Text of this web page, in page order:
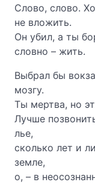
Слово, слово.
не вложить.
Он убил, а ты
словно – жить.
Выбрал бы
мозгу.
Ты мертва, но
Лучше
лье,
сколько лет и
земле,
о, – в